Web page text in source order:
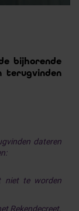
bijhorende
terugvinden
dateren
niet te worden
Rekendecreet.